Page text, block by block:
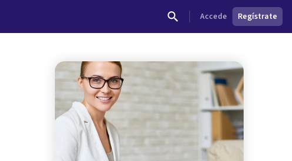
Accede Regístrate